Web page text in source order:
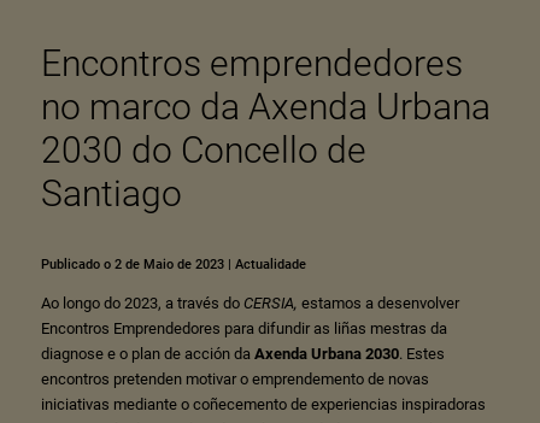
Encontros emprendedores
no marco da Axenda Urbana
2030 do Concello de
Santiago
Publicado o 2 de Maio de 2023| Actualidade
Ao longo do 2023, a través do CERSIA, estamos a desenvolver
Encontros Emprendedores para difundir as liñas mestras da
diagnose e o plan de acción da Axenda Urbana 2030. Estes
encontros pretenden motivar o emprendemento de novas
iniciativas mediante o coñecemento de experiencias inspiradoras